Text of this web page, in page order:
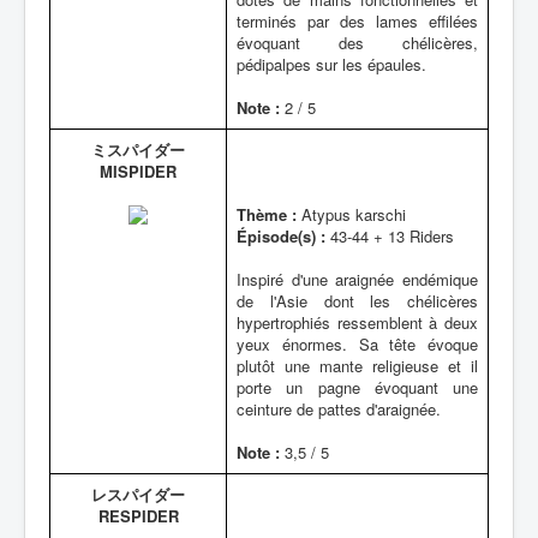
terminés par des lames effilées
évoquant des chélicères,
pédipalpes sur les épaules.
Note : 2 / 5
ミスパイダー
MISPIDER
Thème : Atypus karschi
Épisode(s) : 43-44 + 13 Riders
Inspiré d'une araignée endémique
de l'Asie dont les chélicères
hypertrophiés ressemblent à deux
yeux énormes. Sa tête évoque
plutôt une mante religieuse et il
porte un pagne évoquant une
ceinture de pattes d'araignée.
Note : 3,5 / 5
レスパイダー
RESPIDER